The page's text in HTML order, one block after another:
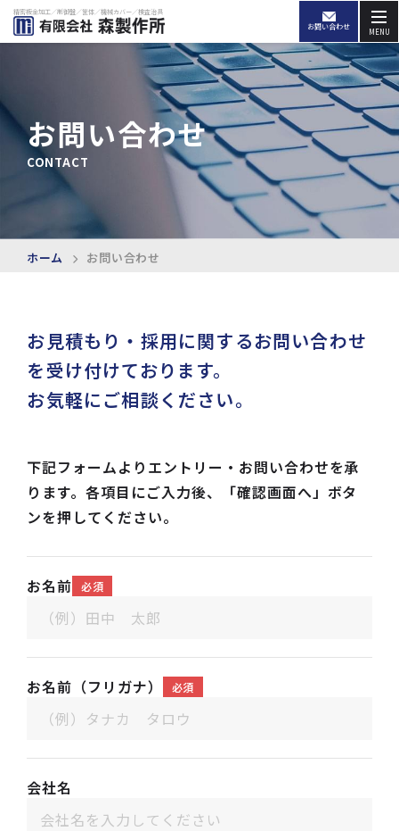
精密板金加工／制御盤／筐体／機械カバー／検査治具
お問い合わせ
MENU
お問い合わせ
CONTACT
ホーム お問い合わせ
お見積もり・採用に関するお問い合わせ
を受け付けております。
お気軽にご相談ください。
下記フォームよりエントリー・お問い合わせを承
ります。各項目にご入力後、「確認画面へ」ボタ
ンを押してください。
お名前 必須
お名前（フリガナ） 必須
会社名